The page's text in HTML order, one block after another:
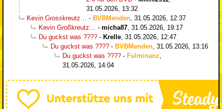
31.05.2026, 13:32
Kevin Grosskreutz…
- BVBMenden 31.05.2026, 12:37
Kevin Großkreutz…
- micha87 31.05.2026, 19:17
Du guckst was ???? - Krelle 31.05.2026, 12:47
Du guckst was ???? - BVBMenden 31.05.2026, 13:16
Du guckst was ???? - Fulminanz
31.05.2026, 14:04